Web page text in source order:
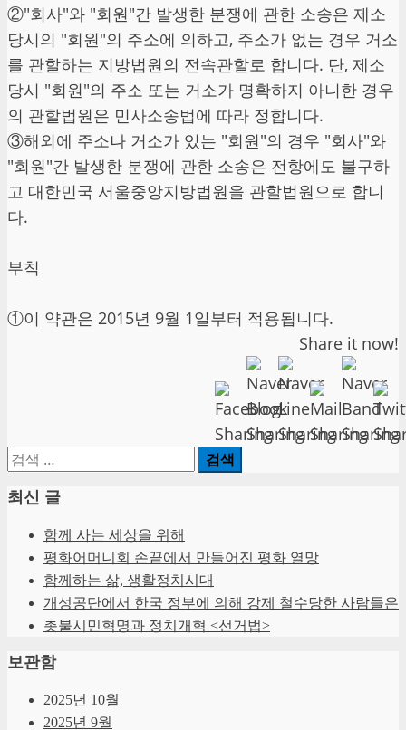
②"회사"와 "회원"간 발생한 분쟁에 관한 소송은 제소
당시의 "회원"의 주소에 의하고, 주소가 없는 경우 거소
를 관할하는 지방법원의 전속관할로 합니다. 단, 제소
당시 "회원"의 주소 또는 거소가 명확하지 아니한 경우
의 관할법원은 민사소송법에 따라 정합니다.
③해외에 주소나 거소가 있는 "회원"의 경우 "회사"와
"회원"간 발생한 분쟁에 관한 소송은 전항에도 불구하
고 대한민국 서울중앙지방법원을 관할법원으로 합니
다.
부칙
①이 약관은 2015년 9월 1일부터 적용됩니다.
Share it now!
검
최신 글
함께 사는 세상을 위해
평화어머니회 손끝에서 만들어진 평화 열망
함께하는 삶, 생활정치시대
개성공단에서 한국 정부에 의해 강제 철수당한 사람들은
촛불시민혁명과 정치개혁 <선거법>
보관함
2025년 10월
2025년 9월